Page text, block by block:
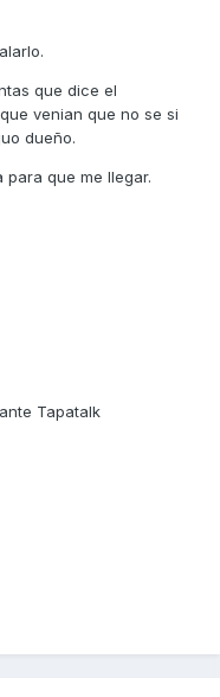
que dice el
venian que no se si
dueño.
que me llegar.
Tapatalk